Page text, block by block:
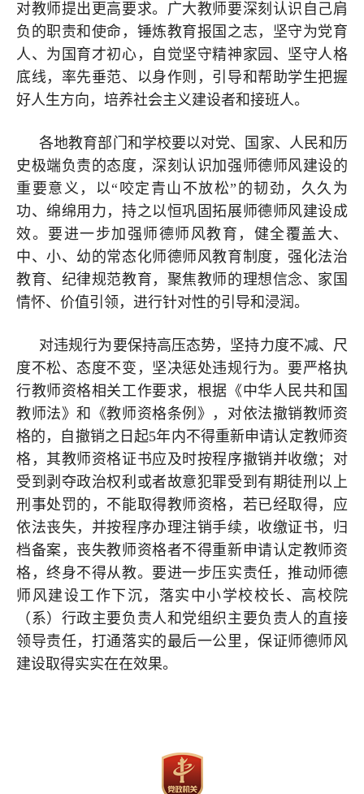
对教师提出更高要求。广大教师要深刻认识自己肩
负的职责和使命，锤炼教育报国之志，坚守为党育
人、为国育才初心，自觉坚守精神家园、坚守人格
底线，率先垂范、以身作则，引导和帮助学生把握
好人生方向，培养社会主义建设者和接班人。
各地教育部门和学校要以对党、国家、人民和历
史极端负责的态度，深刻认识加强师德师风建设的
重要意义，以“咬定青山不放松”的韧劲，久久为
功、绵绵用力，持之以恒巩固拓展师德师风建设成
效。要进一步加强师德师风教育，健全覆盖大、
中、小、幼的常态化师德师风教育制度，强化法治
教育、纪律规范教育，聚焦教师的理想信念、家国
情怀、价值引领，进行针对性的引导和浸润。
对违规行为要保持高压态势，坚持力度不减、尺
度不松、态度不变，坚决惩处违规行为。要严格执
行教师资格相关工作要求，根据《中华人民共和国
教师法》和《教师资格条例》，对依法撤销教师资
格的，自撤销之日起5年内不得重新申请认定教师资
格，其教师资格证书应及时按程序撤销并收缴；对
受到剥夺政治权利或者故意犯罪受到有期徒刑以上
刑事处罚的，不能取得教师资格，若已经取得，应
依法丧失，并按程序办理注销手续，收缴证书，归
档备案，丧失教师资格者不得重新申请认定教师资
格，终身不得从教。要进一步压实责任，推动师德
师风建设工作下沉，落实中小学校校长、高校院
（系）行政主要负责人和党组织主要负责人的直接
领导责任，打通落实的最后一公里，保证师德师风
建设取得实实在在效果。